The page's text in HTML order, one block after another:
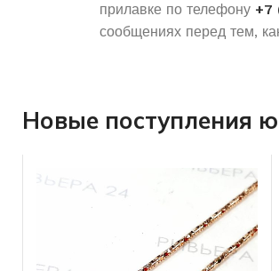
прилавке по телефону +7
сообщениях перед тем,
Новые поступления